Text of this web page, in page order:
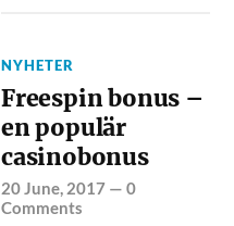
NYHETER
Freespin bonus –
en populär
casinobonus
20 June, 2017 —0
Comments